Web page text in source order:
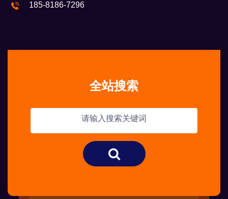
185-8186-7296
全站搜索